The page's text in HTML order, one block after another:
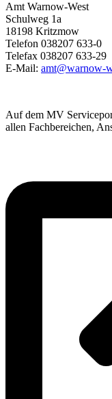
Amt Warnow-West
Schulweg 1a
18198 Kritzmow
Telefon 038207 633-0
Telefax 038207 633-29
E-Mail: amt@warnow-
Auf dem MV
allen Fachbereichen,